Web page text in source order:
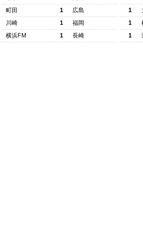
町田 1
広島
川崎 1
福岡
横浜FM 1 長崎
1
1
1